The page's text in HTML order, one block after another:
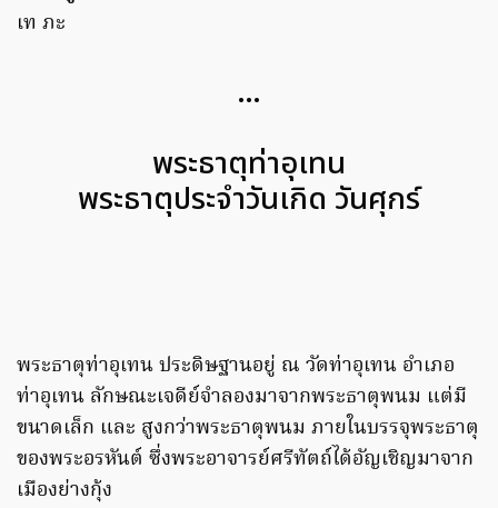
เท ภะ
…
พระธาตุท่าอุเทน
พระธาตุประจำวันเกิด วันศุกร์
พระธาตุท่าอุเทน ประดิษฐานอยู่ ณ วัดท่าอุเทน อำเภอ
ท่าอุเทน ลักษณะเจดีย์จำลองมาจากพระธาตุพนม แต่มี
ขนาดเล็ก และ สูงกว่าพระธาตุพนม ภายในบรรจุพระธาตุ
ของพระอรหันต์ ซึ่งพระอาจารย์ศรีทัตถ์ได้อัญเชิญมาจาก
เมืองย่างกุ้ง